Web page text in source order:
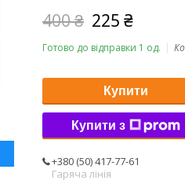
400 ₴ 225 ₴
Готово до відправки 1 од.
Купити
Купити з
+380 (50) 417-77-61
Гаряча лінія